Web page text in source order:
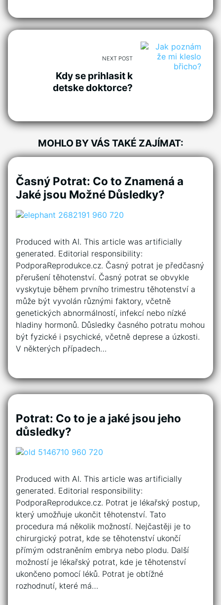
NEXT POST
Kdy se prihlasit k
detske doktorce?
MOHLO BY VÁS TAKÉ ZAJÍMAT:
Časný Potrat: Co to Znamená a
Jaké jsou Možné Důsledky?
Produced with AI. This article was artificially
generated. Editorial responsibility:
PodporaReprodukce.cz. Časný potrat je předčasný
přerušení těhotenství. Časný potrat se obvykle
vyskytuje během prvního trimestru těhotenství a
může být vyvolán různými faktory, včetně
genetických abnormálností, infekcí nebo nízké
hladiny hormonů. Důsledky časného potratu mohou
být fyzické i psychické, včetně deprese a úzkosti.
V některých případech…
Potrat: Co to je a jaké jsou jeho
důsledky?
Produced with AI. This article was artificially
generated. Editorial responsibility:
PodporaReprodukce.cz. Potrat je lékařský postup,
který umožňuje ukončit těhotenství. Tato
procedura má několik možností. Nejčastěji je to
chirurgický potrat, kde se těhotenství ukončí
přímým odstraněním embrya nebo plodu. Další
možností je lékařský potrat, kde je těhotenství
ukončeno pomocí léků. Potrat je obtížné
rozhodnutí, které má…